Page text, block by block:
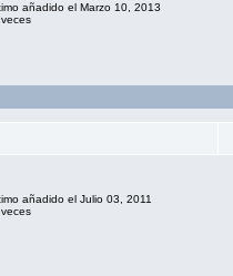
añadido el Marzo 10, 2013
añadido el Julio 03, 2011